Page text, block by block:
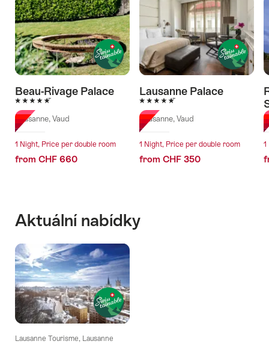
Beau-Rivage Palace
5 Stars
Lausanne, Vaud
1 Night, Price per double room
from CHF 660
Lausanne Palace
5 Stars
Lausanne, Vaud
1 Night, Price per double room
from CHF 350
1
Aktuální nabídky
Lausanne Tourisme, Lausanne